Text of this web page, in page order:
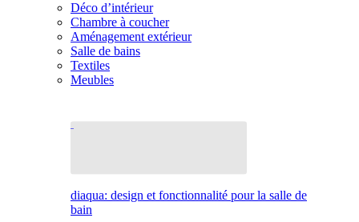
Déco d’intérieur
Chambre à coucher
Aménagement extérieur
Salle de bains
Textiles
Meubles
diaqua: design et fonctionnalité pour la salle de
bain